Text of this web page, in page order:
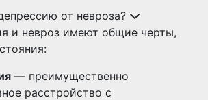
от невроза?
и невроз имеют общие черты,
— преимущественно
расстройство с